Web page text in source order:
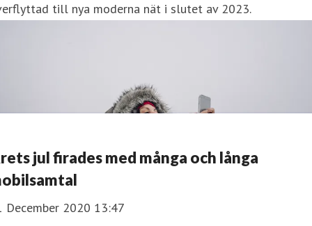
till nya moderna nät i slutet av 2023.
jul firades med många och långa
December 2020 13:47